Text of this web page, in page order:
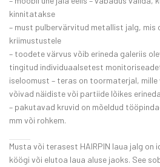
kinnitatakse
– must pulbervärvitud metallist jalg, mis
kriimustustele
– toodete värvus võib erineda galeriis
tingitud individuaalsetest
iseloomust – teras on toormaterjal,
võivad näidiste või partiide lõikes
– pakutavad kruvid on mõeldud
mm või rohkem.
Musta või terasest HAIRPIN laua jalg on
köögi või elutoa laua aluse jaoks. See